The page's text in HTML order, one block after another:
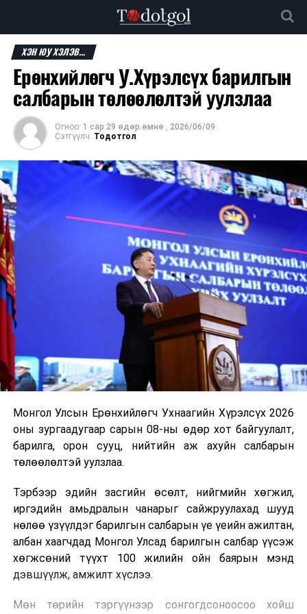
ХЭН ЮУ ХЭЛЭВ...
Ерөнхийлөгч У.Хүрэлсүх барилгын
салбарын төлөөлөлтэй уулзлаа
Огноо: 1 сар 29 өдөр.өмнө , 2026/06/09
Сэтгүүлч: Тодотгол
Монгол Улсын Ерөнхийлөгч Ухнаагийн Хүрэлсүх 2026
оны зургаадугаар сарын 08-ны өдөр хот байгуулалт,
барилга, орон сууц, нийтийн аж ахуйн салбарын
төлөөлөлтэй уулзлаа.
Тэрбээр эдийн засгийн өсөлт, нийгмийн хөгжил,
иргэдийн амьдралын чанарыг сайжруулахад шууд
нөлөө үзүүлдэг барилгын салбарын үе үеийн ажилтан,
албан хаагчдад Монгол Улсад барилгын салбар үүсэж
хөгжсөний түүхт 100 жилийн ойн баярын мэнд
дэвшүүлж, амжилт хүслээ.
Мөн төрийн тэргүүнээр сонгогдсоноосоо хойш